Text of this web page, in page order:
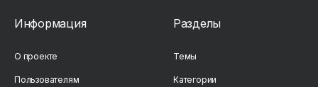
Информация
О проекте
Пользователям
Разделы
Темы
Категории